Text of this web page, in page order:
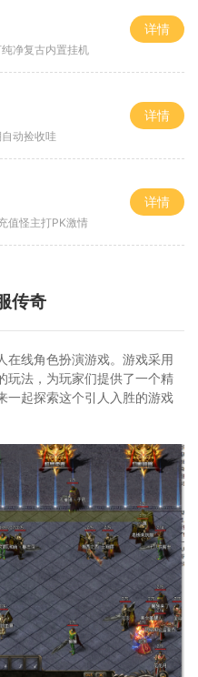
净复古内置挂机
详情
动捡收哇
详情
值怪主打PK激情
详情
传奇
在线角色扮演游戏。游戏采用
玩法，为玩家们提供了一个精
一起探索这个引人入胜的游戏